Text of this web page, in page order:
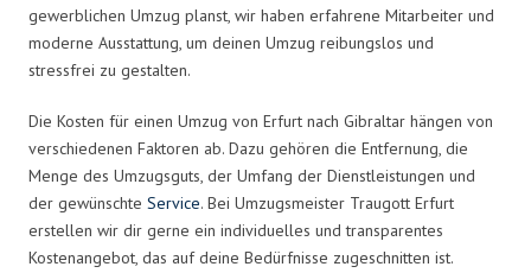
gewerblichen Umzug planst, wir haben erfahrene Mitarbeiter und
moderne Ausstattung, um deinen Umzug reibungslos und
stressfrei zu gestalten.
Die Kosten für einen Umzug von Erfurt nach Gibraltar hängen von
verschiedenen Faktoren ab. Dazu gehören die Entfernung, die
Menge des Umzugsguts, der Umfang der Dienstleistungen und
der gewünschte Service. Bei Umzugsmeister Traugott Erfurt
erstellen wir dir gerne ein individuelles und transparentes
Kostenangebot, das auf deine Bedürfnisse zugeschnitten ist.